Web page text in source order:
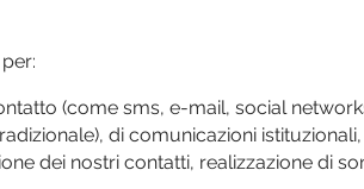
(come sms, e-mail, social
di comunicazioni
dei nostri contatti, realizzazione di